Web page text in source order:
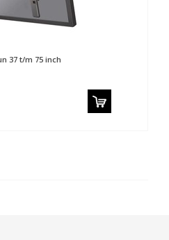
37 t/m 75 inch